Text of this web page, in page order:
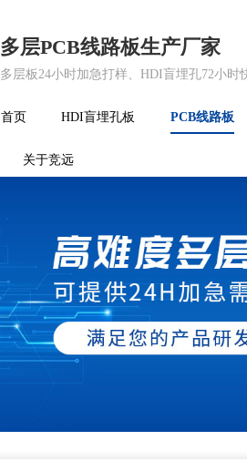
多层PCB线路板生产厂家
多层板24小时加急打样、HDI盲埋孔72小时
首页 HDI盲埋孔板 PCB线路板
关于竞远